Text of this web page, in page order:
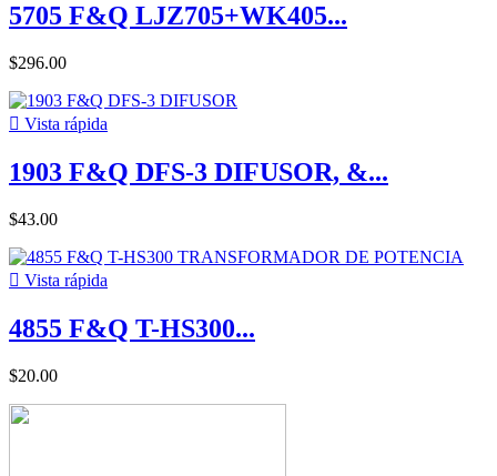
5705 F&Q LJZ705+WK405...
$296.00
 Vista rápida
1903 F&Q DFS-3 DIFUSOR, &...
$43.00
 Vista rápida
4855 F&Q T-HS300...
$20.00